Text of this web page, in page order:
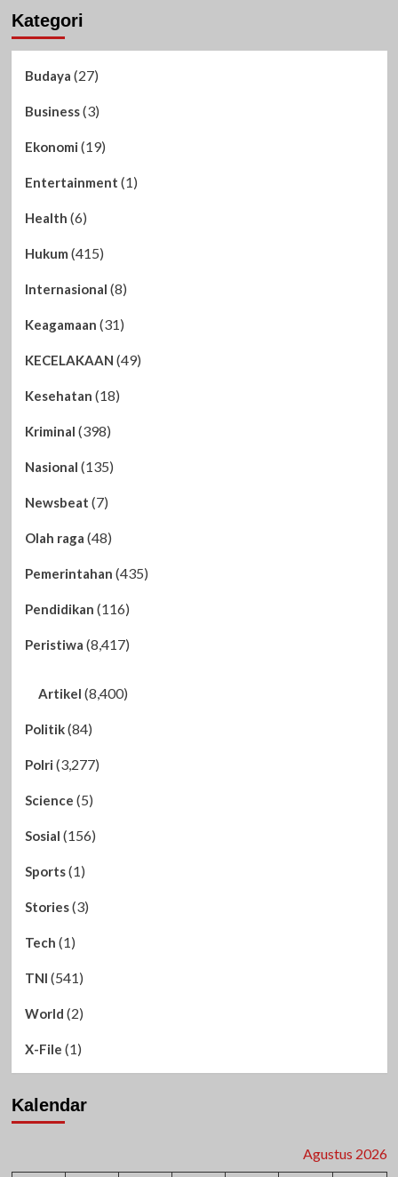
Kategori
Budaya (27)
Business(3)
Ekonomi (19)
Entertainment (1)
Health (6)
Hukum (415)
Internasional (8)
Keagamaan (31)
KECELAKAAN (49)
Kesehatan (18)
Kriminal (398)
Nasional (135)
Newsbeat (7)
Olah raga (48)
Pemerintahan (435)
Pendidikan (116)
Peristiwa (8,417)
Artikel (8,400)
Politik(84)
Polri (3,277)
Science (5)
Sosial (156)
Sports(1)
Stories(3)
Tech (1)
TNI (541)
World (2)
X-File (1)
Kalendar
Agustus 2026